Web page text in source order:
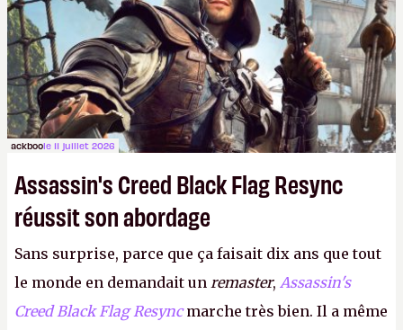
ackboole 11 juillet 2026
Assassin's Creed Black Flag Resync
réussit son abordage
Sans surprise, parce que ça faisait dix ans que tout
le monde en demandait un remaster, Assassin's
Creed Black Flag Resyncmarche très bien. Il a même